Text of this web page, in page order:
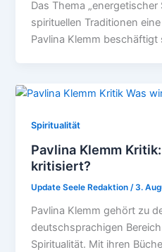
Das Thema
spirituellen Traditionen
Pavlina Klemm beschäftigt
Spiritualität
Pavlina Klemm
kritisiert?
Update Seele Redaktion/3.
Pavlina Klemm gehört zu
deutschsprachigen
Spiritualität. Mit ihren